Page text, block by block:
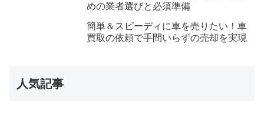
めの業者選びと必須準備
簡単＆スピーディに車を売りたい！車
買取の依頼で手間いらずの売却を実現
人気記事